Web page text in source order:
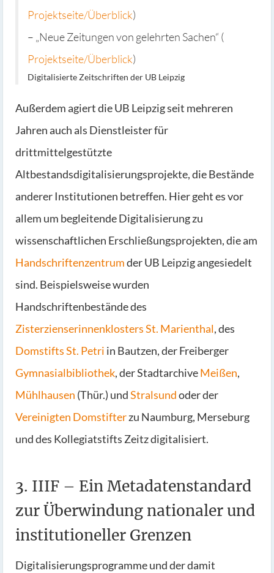
Projektseite/Überblick)
– „Neue Zeitungen von gelehrten Sachen“ (
Projektseite/Überblick)
Digitalisierte Zeitschriften der UB Leipzig
Außerdem agiert die UB Leipzig seit mehreren
Jahren auch als Dienstleister für
drittmittelgestützte
Altbestandsdigitalisierungsprojekte, die Bestände
anderer Institutionen betreffen. Hier geht es vor
allem um begleitende Digitalisierung zu
wissenschaftlichen Erschließungsprojekten, die am
Handschriftenzentrumder UB Leipzig angesiedelt
sind. Beispielsweise wurden
Handschriftenbestände des
Zisterzienserinnenklosters St. Marienthal, des
Domstifts St. Petri in Bautzen, der Freiberger
Gymnasialbibliothek, der StadtarchiveMeißen,
Mühlhausen (Thür.) undStralsundoder der
Vereinigten Domstifterzu Naumburg, Merseburg
und des Kollegiatstifts Zeitz digitalisiert.
3. IIIF – Ein Metadatenstandard
zur Überwindung nationaler und
institutioneller Grenzen
Digitalisierungsprogramme und der damit